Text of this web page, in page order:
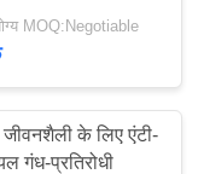
MOQ:Negotiable
के लिए एंटी-
गंध-प्रतिरोधी